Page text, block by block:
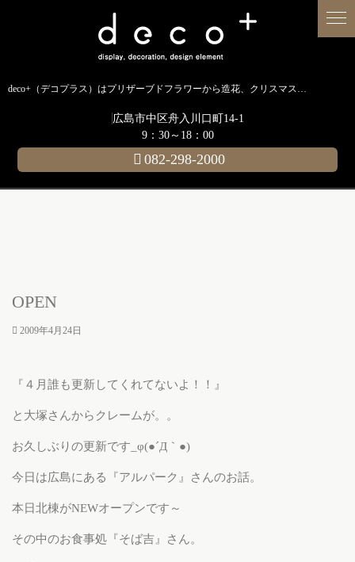
deco+（デコプラス）はプリザーブドフラワーから造花、クリスマス装飾、イルミネーションに至るまで扱う広島のディスプレイ専門ショップです。
広島市中区舟入川口町14-1
9：30～18：00
082-298-2000
OPEN
2009年4月24日
『４月誰も更新してくれてないよ！！』
と大塚さんからクレームが。。
お久しぶりの更新です_φ(●´Д｀●)
今日は広島にある『アルパーク』さんのお話。
本日北棟がNEWオープンです～
その中のお食事処『そば吉』さん。